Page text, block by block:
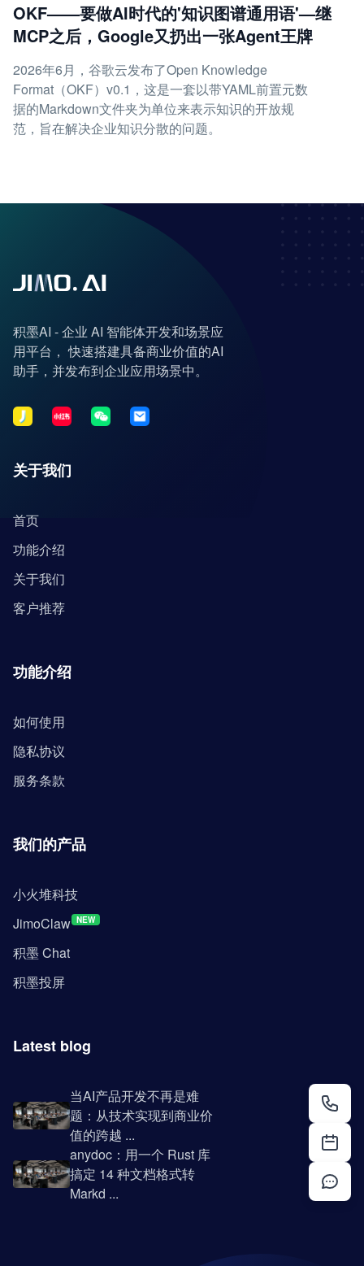
OKF——要做AI时代的'知识图谱通用语'—继
MCP之后，Google又扔出一张Agent王牌
2026年6月，谷歌云发布了Open Knowledge
Format（OKF）v0.1，这是一套以带YAML前置元数
据的Markdown文件夹为单位来表示知识的开放规
范，旨在解决企业知识分散的问题。
积墨AI - 企业 AI 智能体开发和场景应
用平台， 快速搭建具备商业价值的AI
助手，并发布到企业应用场景中。
关于我们
首页
功能介绍
关于我们
客户推荐
功能介绍
如何使用
隐私协议
服务条款
我们的产品
小火堆科技
JimoClaw NEW
积墨 Chat
积墨投屏
Latest blog
当AI产品开发不再是难
题：从技术实现到商业价
值的跨越 ...
anydoc：用一个 Rust 库
搞定 14 种文档格式转
Markd ...